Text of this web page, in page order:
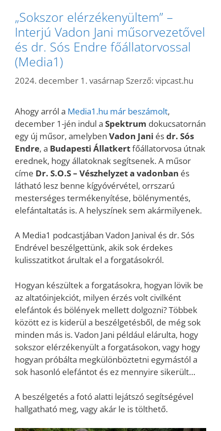
„Sokszor elérzékenyültem” –
Interjú Vadon Jani műsorvezetővel
és dr. Sós Endre főállatorvossal
(Media1)
2024. december 1. vasárnap Szerző: vipcast.hu
Ahogy arról a Media1.hu már beszámolt,
december 1-jén indul a Spektrum dokucsatornán
egy új műsor, amelyben Vadon Jani ésdr. Sós
Endre, a Budapesti Állatkertfőállatorvosa útnak
erednek, hogy állatoknak segítsenek. A műsor
címe Dr. S.O.S – Vészhelyzet a vadonban és
látható lesz benne kígyóvérvétel, orrszarú
mesterséges termékenyítése, bölénymentés,
elefántaltatás is. A helyszínek sem akármilyenek.
A Media1 podcastjában Vadon Janival és dr. Sós
Endrével beszélgettünk, akik sok érdekes
kulisszatitkot árultak el a forgatásokról.
Hogyan készültek a forgatásokra, hogyan lövik be
az altatóinjekciót, milyen érzés volt civilként
elefántok és bölények mellett dolgozni? Többek
között ez is kiderül a beszélgetésből, de még sok
minden más is. Vadon Jani például elárulta, hogy
sokszor elérzékenyült a forgatásokon, vagy hogy
hogyan próbálta megkülönböztetni egymástól a
sok hasonló elefántot és ez mennyire sikerült…
A beszélgetés a fotó alatti lejátszó segítségével
hallgatható meg, vagy akár le is tölthető.